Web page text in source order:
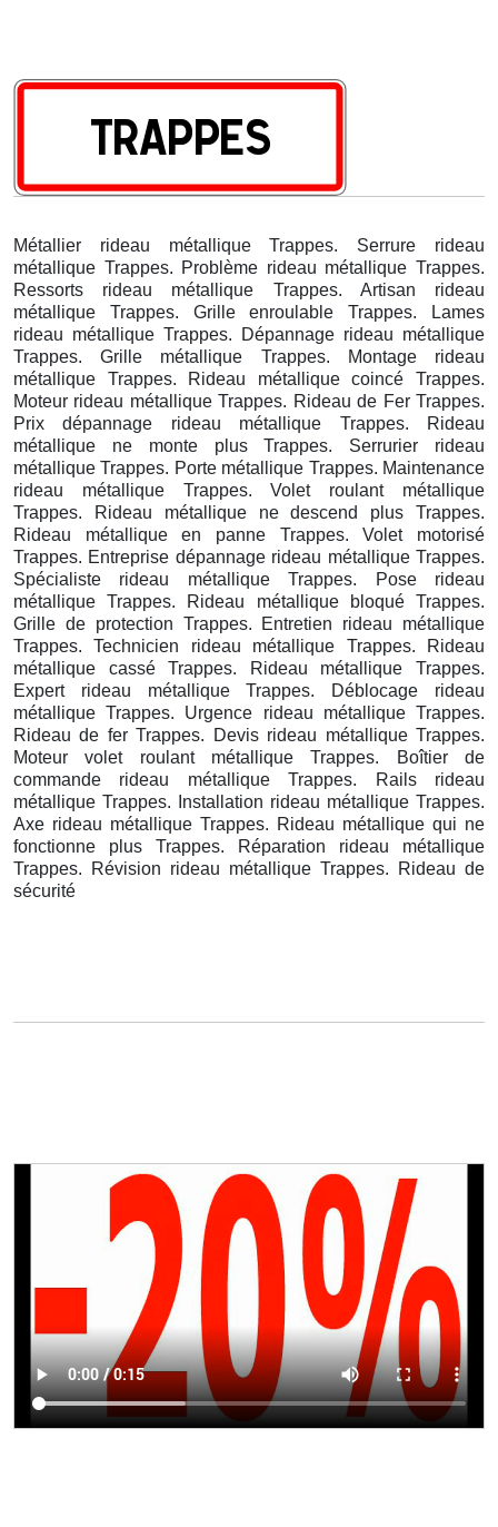
Métallier rideau métallique Trappes. Serrure rideau
métallique Trappes. Problème rideau métallique Trappes.
Ressorts rideau métallique Trappes. Artisan rideau
métallique Trappes. Grille enroulable Trappes. Lames
rideau métallique Trappes. Dépannage rideau métallique
Trappes. Grille métallique Trappes. Montage rideau
métallique Trappes. Rideau métallique coincé Trappes.
Moteur rideau métallique Trappes. Rideau de Fer Trappes.
Prix dépannage rideau métallique Trappes. Rideau
métallique ne monte plus Trappes. Serrurier rideau
métallique Trappes. Porte métallique Trappes. Maintenance
rideau métallique Trappes. Volet roulant métallique
Trappes. Rideau métallique ne descend plus Trappes.
Rideau métallique en panne Trappes. Volet motorisé
Trappes. Entreprise dépannage rideau métallique Trappes.
Spécialiste rideau métallique Trappes. Pose rideau
métallique Trappes. Rideau métallique bloqué Trappes.
Grille de protection Trappes. Entretien rideau métallique
Trappes. Technicien rideau métallique Trappes. Rideau
métallique cassé Trappes. Rideau métallique Trappes.
Expert rideau métallique Trappes. Déblocage rideau
métallique Trappes. Urgence rideau métallique Trappes.
Rideau de fer Trappes. Devis rideau métallique Trappes.
Moteur volet roulant métallique Trappes. Boîtier de
commande rideau métallique Trappes. Rails rideau
métallique Trappes. Installation rideau métallique Trappes.
Axe rideau métallique Trappes. Rideau métallique qui ne
fonctionne plus Trappes. Réparation rideau métallique
Trappes. Révision rideau métallique Trappes. Rideau de
sécurité